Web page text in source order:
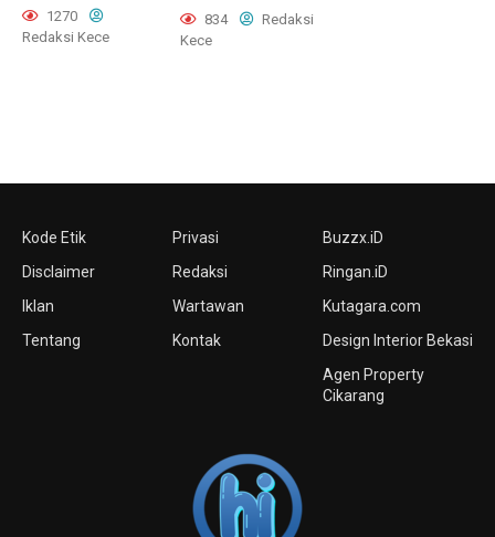
1270
Redaksi Kece
834
Redaksi
Kece
Kode Etik
Disclaimer
Iklan
Tentang
Privasi
Redaksi
Wartawan
Kontak
Buzzx.iD
Ringan.iD
Kutagara.com
Design Interior Bekasi
Agen Property
Cikarang